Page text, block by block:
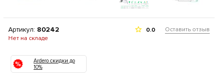
Артикул: 80242
Нет на складе
0.0 Оставить отзыв
Ardero скидки до
10%